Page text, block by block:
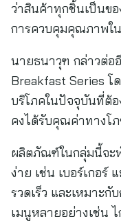
ว่าสินค้าทุกชิ้นเป็นข
การควบคุมคุณภาพใ
นายธนาวุฑ กล่าวต่อ
Breakfast Series โ
บริโภคในปัจจุบันที่ต้อ
คงได้รับคุณค่าทางโ
ผลิตภัณฑ์ในกลุ่มนี้จะ
ง่าย เช่น เบอร์เกอร์
รวดเร็ว และเหมาะกั
เมนูหลายอย่างเช่น